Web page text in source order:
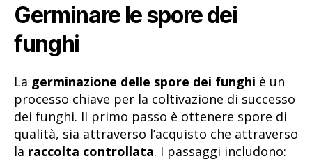
Germinare le spore dei
funghi
La germinazione delle spore dei funghi è un
processo chiave per la coltivazione di successo
dei funghi. Il primo passo è ottenere spore di
qualità, sia attraverso l’acquisto che attraverso
la raccolta controllata. I passaggi includono: